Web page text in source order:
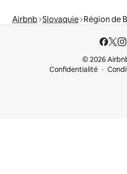
Airbnb Slovaquie Région de
© 2026
Confidentialité